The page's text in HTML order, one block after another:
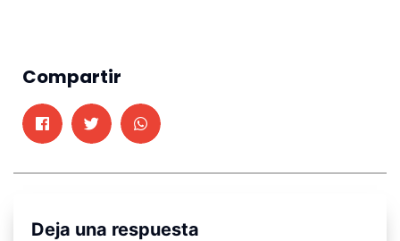
Compartir
Deja una respuesta